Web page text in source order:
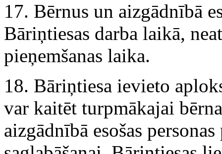
17. Bērnus un aizgādnībā
Bāriņtiesas darba laikā,
pieņemšanas laika.
18. Bāriņtiesa ievieto
var kaitēt turpmākajai
aizgādnībā esošas